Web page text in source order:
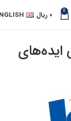
0 ۰ ریال
ایده‌های